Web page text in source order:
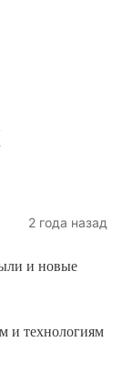
2 года назад
и новые
и технологиям